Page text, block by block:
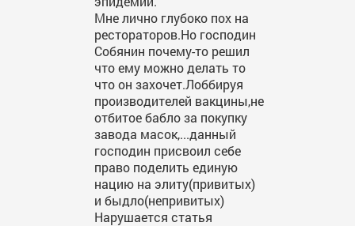
Мне лично глубоко пох на
рестораторов.Но господин
Собянин почему-то решил
что ему можно делать то
что он захочет.Лоббируя
производителей вакцины,не
отбитое бабло за покупку
завода масок,...данный
господин присвоил себе
право поделить единую
нацию на элиту(привитых)
и быдло(непривитых)
Нарушается статья